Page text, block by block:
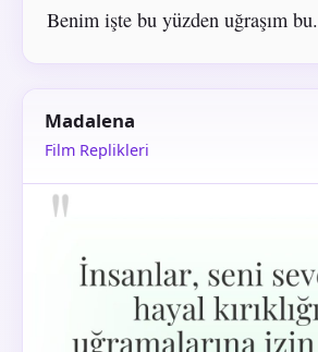
Benim işte bu yüzden uğraşım bu.
Madalena
Film Replikleri